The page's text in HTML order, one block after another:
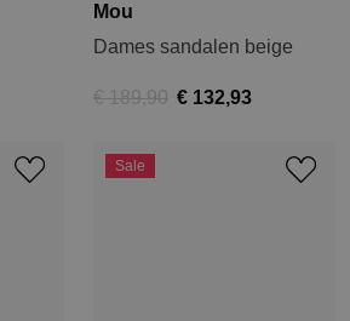
Mou
Dames sandalen beige
€ 189,90 € 132,93
Sale